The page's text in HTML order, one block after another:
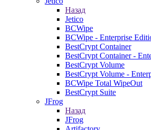
Назад
Jetico
BCWipe
BCWipe - Enterprise
BestCrypt Container
BestCrypt Container -
BestCrypt Volume
BestCrypt Volume -
BCWipe Total WipeOut
BestCrypt Suite
JFrog
Назад
JFrog